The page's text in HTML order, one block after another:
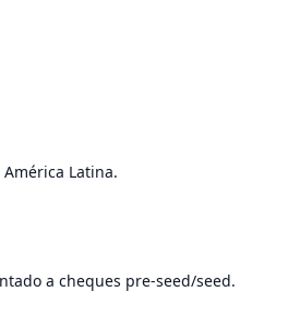
Latina.
a cheques pre-seed/seed.